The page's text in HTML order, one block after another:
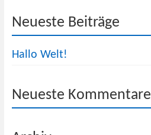
Neueste Beiträge
Hallo Welt!
Neueste Kommentare